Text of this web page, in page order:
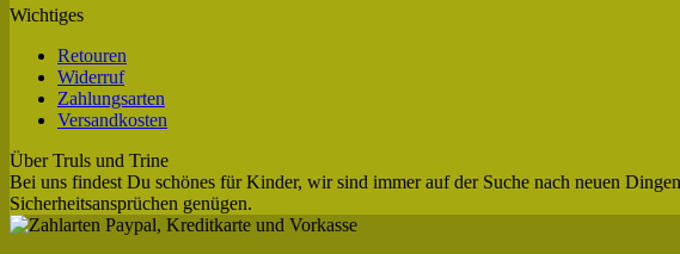
Wichtiges
Retouren
Widerruf
Zahlungsarten
Versandkosten
Über Truls und Trine
Bei uns findest Du schönes für Kinder, wir sind immer auf der Suche nach neuen
Sicherheitsansprüchen genügen.